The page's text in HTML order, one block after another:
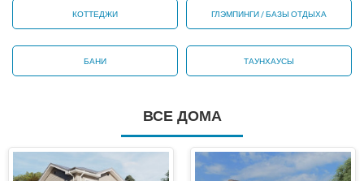
КОТТЕДЖИ ГЛЭМПИНГИ / БАЗЫ ОТДЫХА
БАНИ ТАУНХАУСЫ
ВСЕ ДОМА